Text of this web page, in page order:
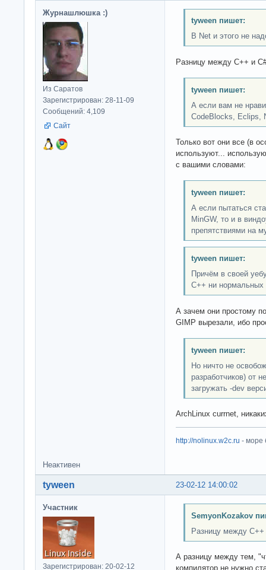
Журнашлюшка :)
Из Саратов
Зарегистрирован: 28-11-09
Сообщений: 4,109
Сайт
tyween пишет:
В Net и этого не
Разницу между C++ и
tyween пишет:
А если вам не
CodeBlocks, Eclips,
Только вот они все (в
используют...
с вашими словами:
tyween пишет:
А если пытаться
MinGW, то и в
препятствиями на
tyween пишет:
Причём в своей
C++ ни нормальных
А зачем они простому
GIMP вырезали, ибо
tyween пишет:
Но ничто не
разработчиков) от
загружать -dev
ArchLinux currnet,
http://nolinux.w2c.ru - море
Неактивен
23-02-12 14:00:02
tyween
Участник
Зарегистрирован: 20-02-12
SemyonKozakov
Разницу между
А разницу между тем,
компилятор не нужно